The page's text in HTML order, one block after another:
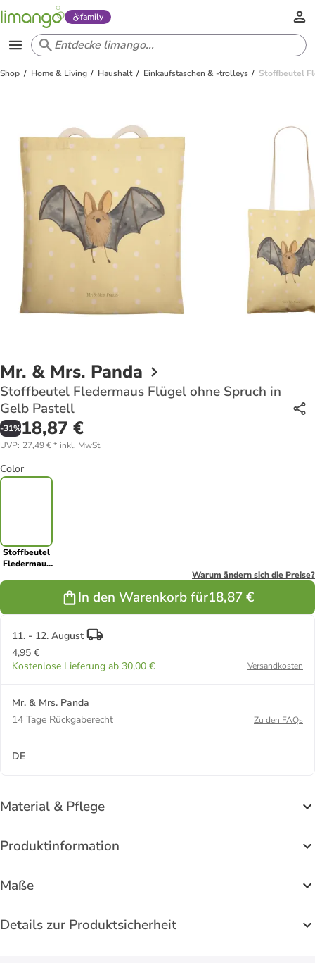
family
Shop Home & Living Haushalt Einkaufstaschen & -trolleys Stoffbeutel
Mr. & Mrs. Panda
Stoffbeutel Fledermaus Flügel ohne Spruch in
Gelb Pastell
-31%18,87 €
UVP: 27,49 €* inkl. MwSt.
Color
Stoffbeutel
Fledermaus
Warum ändern sich die Preise?
In den Warenkorb für18,87 €
11. - 12. August
4,95 €
Kostenlose Lieferung ab 30,00 €
Versandkosten
Mr. & Mrs. Panda
14 Tage Rückgaberecht
Zu den FAQs
DE
Material & Pflege
Produktinformation
Maße
Details zur Produktsicherheit